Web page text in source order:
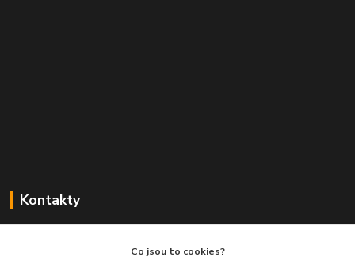
Kontakty
Co jsou to cookies?